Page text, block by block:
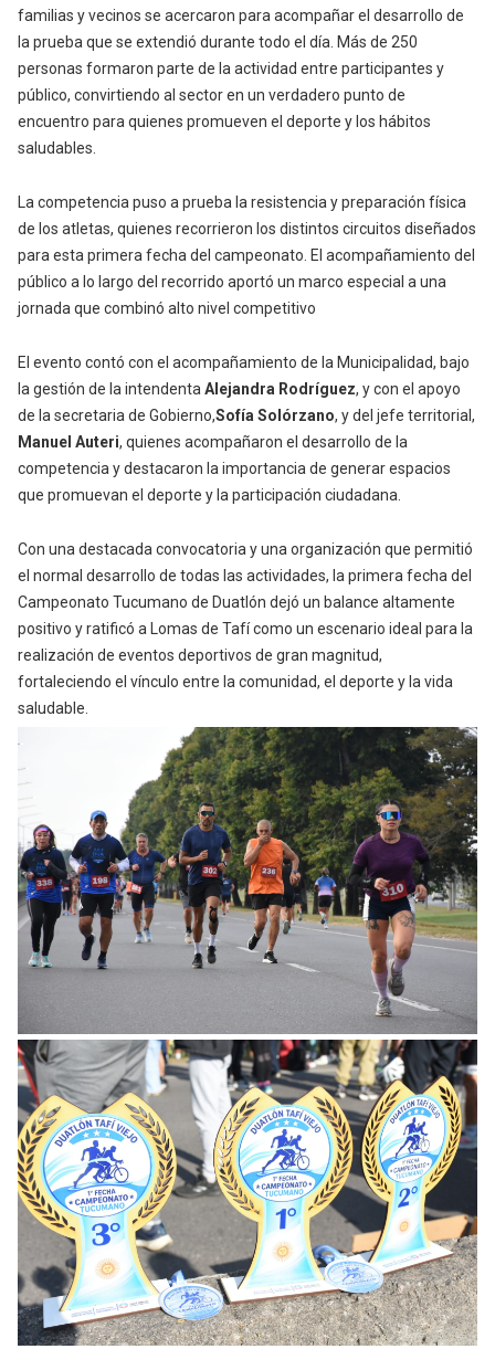
familias y vecinos se acercaron para acompañar el desarrollo de
la prueba que se extendió durante todo el día. Más de 250
personas formaron parte de la actividad entre participantes y
público, convirtiendo al sector en un verdadero punto de
encuentro para quienes promueven el deporte y los hábitos
saludables.
La competencia puso a prueba la resistencia y preparación física
de los atletas, quienes recorrieron los distintos circuitos diseñados
para esta primera fecha del campeonato. El acompañamiento del
público a lo largo del recorrido aportó un marco especial a una
jornada que combinó alto nivel competitivo
El evento contó con el acompañamiento de la Municipalidad, bajo
la gestión de la intendentaAlejandra Rodríguez, y con el apoyo
de la secretaria de Gobierno,Sofía Solórzano, y del jefe territorial,
Manuel Auteri, quienes acompañaron el desarrollo de la
competencia y destacaron la importancia de generar espacios
que promuevan el deporte y la participación ciudadana.
Con una destacada convocatoria y una organización que permitió
el normal desarrollo de todas las actividades, la primera fecha del
Campeonato Tucumano de Duatlón dejó un balance altamente
positivo y ratificó a Lomas de Tafí como un escenario ideal para la
realización de eventos deportivos de gran magnitud,
fortaleciendo el vínculo entre la comunidad, el deporte y la vida
saludable.